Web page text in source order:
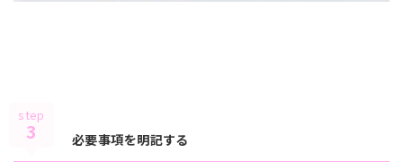
step
3 必要事項を明記する